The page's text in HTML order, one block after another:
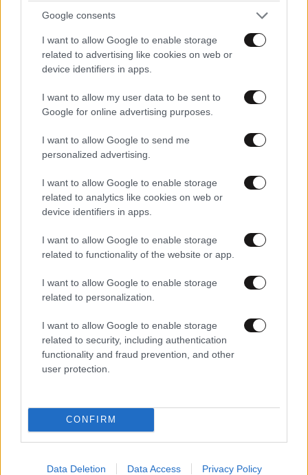
Google consents
I want to allow Google to enable storage
related to advertising like cookies on web or
device identifiers in apps.
I want to allow my user data to be sent to
Google for online advertising purposes.
I want to allow Google to send me
personalized advertising.
I want to allow Google to enable storage
related to analytics like cookies on web or
device identifiers in apps.
I want to allow Google to enable storage
related to functionality of the website or app.
I want to allow Google to enable storage
related to personalization.
I want to allow Google to enable storage
related to security, including authentication
functionality and fraud prevention, and other
user protection.
CONFIRM
Data Deletion Data Access Privacy Policy
07·08·2026 11:26
Βίντεο-ντοκουμέντο από το θανατηφόρο
τροχαίο στις Σέρρες: Η στιγμή που το ΙΧ μπαίνει
στο αντίθετο ρεύμα – Ακαριαία πέθαναν γιος